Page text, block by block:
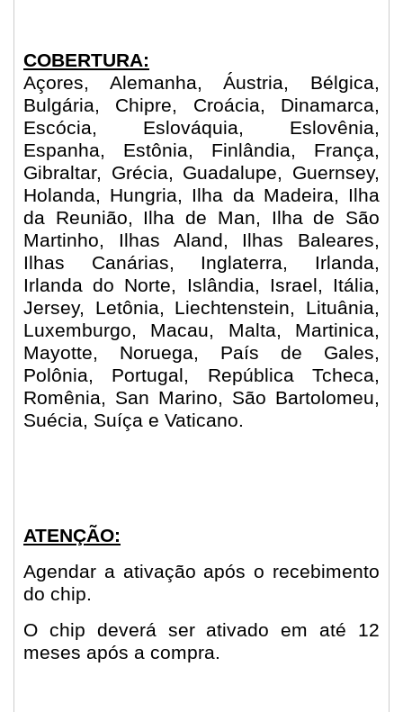
COBERTURA:
Açores, Alemanha, Áustria, Bélgica,
Bulgária, Chipre, Croácia, Dinamarca,
Escócia, Eslováquia, Eslovênia,
Espanha, Estônia, Finlândia, França,
Gibraltar, Grécia, Guadalupe, Guernsey,
Holanda, Hungria, Ilha da Madeira, Ilha
da Reunião, Ilha de Man, Ilha de São
Martinho, Ilhas Aland, Ilhas Baleares,
Ilhas Canárias, Inglaterra, Irlanda,
Irlanda do Norte, Islândia, Israel, Itália,
Jersey, Letônia, Liechtenstein, Lituânia,
Luxemburgo, Macau, Malta, Martinica,
Mayotte, Noruega, País de Gales,
Polônia, Portugal, República Tcheca,
Romênia, San Marino, São Bartolomeu,
Suécia, Suíça e Vaticano.
ATENÇÃO:
Agendar a ativação após o recebimento
do chip.
O chip deverá ser ativado em até 12
meses após a compra.